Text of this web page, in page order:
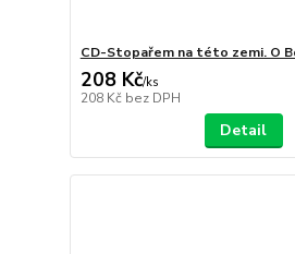
CD-Stopařem na této zemi. O
208 Kč/ks
208 Kč bez DPH
Detail